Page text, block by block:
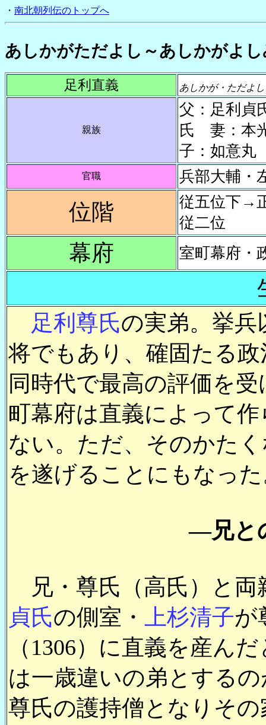
・ 南北朝列伝のトップへ
あしかがただよし～あしかがよ
足利直義 あしかが・ただよし
親族
父：足利
氏 妻：本
子：如意丸
官職 兵部大輔
位階
従五位下→
従二位
幕府 室町幕府・
足利尊氏の実弟。挙
将でもあり、確固たる
同時代で最高の評価を
町幕府は直義によって
ない。ただ、そのかた
を遂げることにもなっ
―兄と
兄・尊氏（高氏）と両
貞氏の側室・ 上杉清子が
（1306）に直義を産ん
は一歳違いの弟とする
尊氏の護持僧となりそ